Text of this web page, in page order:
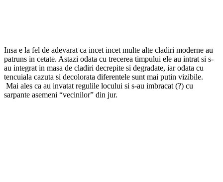
Insa e la fel de adevarat ca incet incet multe alte cladiri moderne au
patruns in cetate. Astazi odata cu trecerea timpului ele au intrat si s-
au integrat in masa de cladiri decrepite si degradate, iar odata cu
tencuiala cazuta si decolorata diferentele sunt mai putin vizibile.
Mai ales ca au invatat regulile locului si s-au imbracat (?) cu
sarpante asemeni “vecinilor” din jur.